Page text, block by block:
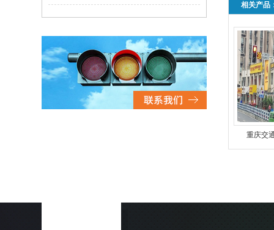
相关产品
重庆交